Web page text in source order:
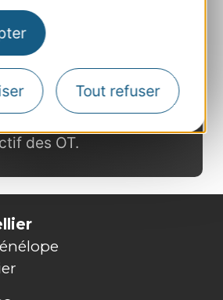
Tout refuser
se dire les choses. Les
confiance dans le
demandes et
des séjours et leur
Cette confiance existe
des OT.